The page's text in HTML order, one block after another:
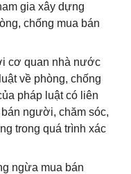
gia xây dựng
chống mua bán
cơ quan nhà nước
về phòng, chống
pháp luật có liên
người, chăm sóc,
trong quá trình xác
ngừa mua bán